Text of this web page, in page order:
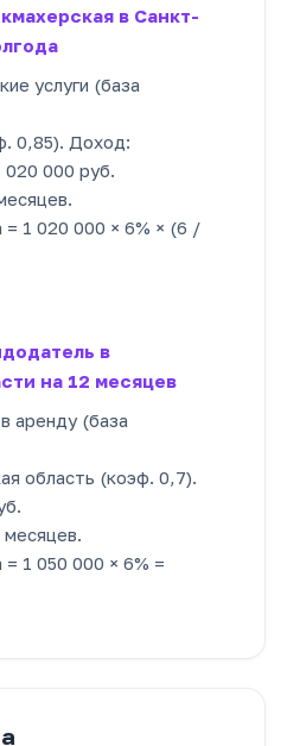
в Санкт-
услуги (база
0,85). Доход:
020 000 руб.
= 1 020 000 × 6% × (6 /
в
на 12 месяцев
аренду (база
область (коэф. 0,7).
месяцев.
1 050 000 × 6% =